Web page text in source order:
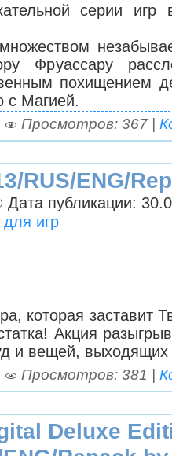
серии
Фруассару
похищением
с Магией.
Просмотров: 367 |
RUS/ENG/
Дата публикации:
игр
которая заставит
Акция
и вещей,
Просмотров: 381 |
Deluxe